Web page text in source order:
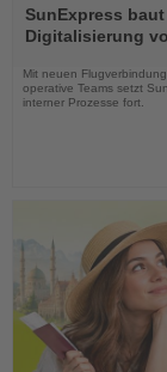
Sie
die
Nachrichten
SunExpress
Digitalisierung
Mit neuen
operative Teams setzt
interner Prozesse fort.